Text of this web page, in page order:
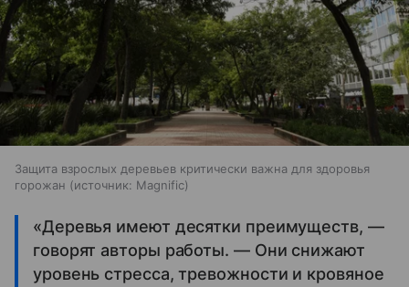
Защита взрослых деревьев критически важна для здоровья
горожан
источник: Magnific
«Деревья имеют десятки преимуществ, —
говорят авторы работы. — Они снижают
уровень стресса, тревожности и кровяное